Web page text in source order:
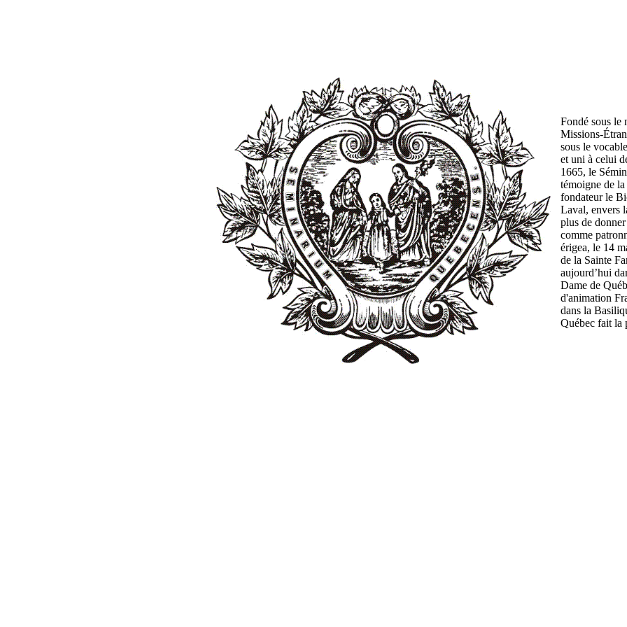
Fondé sous le
Missions-
sous le
et uni à celui
1665, le
témoigne de
fondateur le
Laval, envers
plus de
comme
érigea, le 14
de la Sainte
aujourd’hui
Dame de
d'animation
dans la
Québec fait la